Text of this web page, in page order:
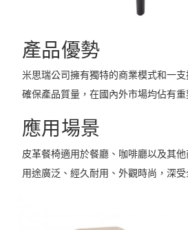
產品優勢
米思瑞公司擁有獨特的商業模式和一支
確保產品質量，在國內外市場均佔有重
應用場景
皮革餐椅適用於餐廳、咖啡廳以及其
用途廣泛、經久耐用、外觀時尚，深受